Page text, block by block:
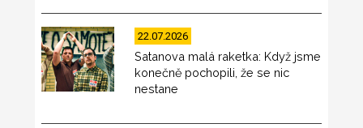
22.07.2026
Satanova malá raketka: Když jsme
konečně pochopili, že se nic
nestane